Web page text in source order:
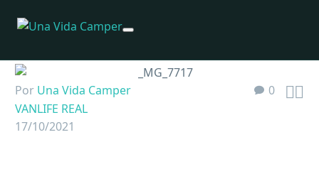
0 
Por Una Vida Camper
VANLIFE REAL
17/10/2021